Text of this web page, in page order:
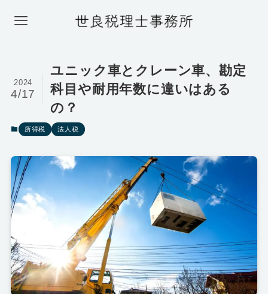
ユニック車とクレーン車、勘定
科目や耐用年数に違いはある
の？
2024
4/17
所得税 法人税